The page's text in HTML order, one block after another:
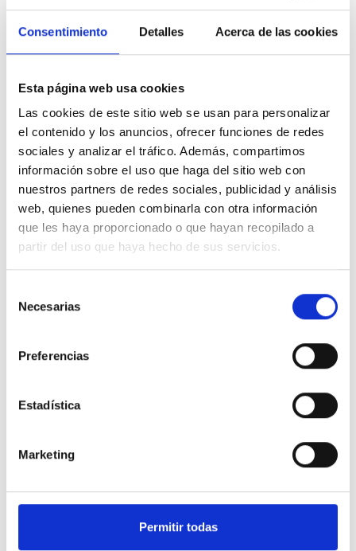
Consentimiento Detalles Acerca de las cookies
Esta página web usa cookies
Las cookies de este sitio web se usan para personalizar
el contenido y los anuncios, ofrecer funciones de redes
sociales y analizar el tráfico. Además, compartimos
información sobre el uso que haga del sitio web con
nuestros partners de redes sociales, publicidad y análisis
web, quienes pueden combinarla con otra información
que les haya proporcionado o que hayan recopilado a
partir del uso que haya hecho de sus servicios.
Necesarias
Preferencias
Estadística
Marketing
Permitir todas
2,46 €
Descripción
LEGRAND 25401 idrobox-caja ip40 1 modulo gris
16 productos en la misma categoría: